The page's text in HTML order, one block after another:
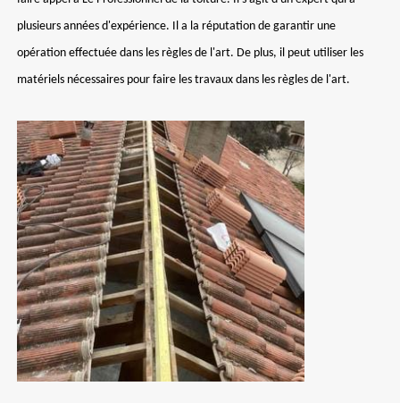
plusieurs années d'expérience. Il a la réputation de garantir une
opération effectuée dans les règles de l'art. De plus, il peut utiliser les
matériels nécessaires pour faire les travaux dans les règles de l'art.